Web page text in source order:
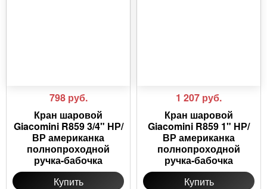
798 руб.
Кран шаровой
Giacomini R859 3/4" НР/
ВР американка
полнопроходной
ручка-бабочка
Купить
1 207 руб.
Кран шаровой
Giacomini R859 1" НР/
ВР американка
полнопроходной
ручка-бабочка
Купить